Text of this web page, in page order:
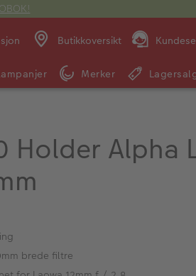
Butikkoversikt
Man -
09:00 -
Merker
Holder Alpha
brede filtre